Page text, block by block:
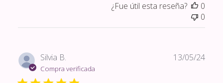
¿Fue útil esta reseña?
0
0
Silvia B.
Compra verificada
13/05/24